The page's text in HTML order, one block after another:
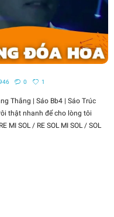
0 1
Thắng | Sáo Bb4 | Sáo Trúc
thật nhanh để cho lòng tôi
MI SOL / RE SOL MI SOL / SOL